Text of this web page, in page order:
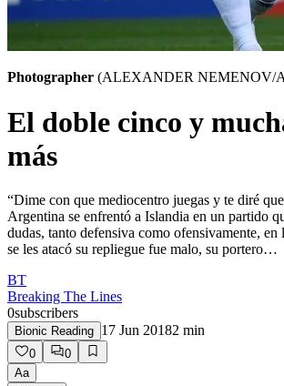
Photographer (ALEXANDER NEMENOV/
El doble cinco y
más
“Dime con que mediocentro juegas y te diré
Argentina se enfrentó a Islandia en un partido
dudas, tanto defensiva como ofensivamente, en
se les atacó su repliegue fue malo, su portero…
BT
Breaking The Lines
0subscribers
Bionic Reading 17 Jun 20182 min
0
0
Aa